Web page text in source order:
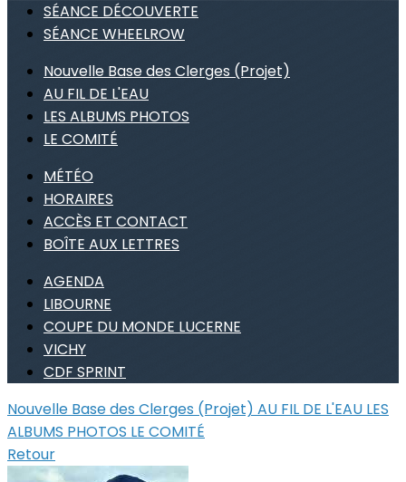
SÉANCE DÉCOUVERTE
SÉANCE WHEELROW
Nouvelle Base des Clerges (Projet)
AU FIL DE L'EAU
LES ALBUMS PHOTOS
LE COMITÉ
MÉTÉO
HORAIRES
ACCÈS ET CONTACT
BOÎTE AUX LETTRES
AGENDA
LIBOURNE
COUPE DU MONDE LUCERNE
VICHY
CDF SPRINT
Nouvelle Base des Clerges (Projet) AU FIL DE L'EAU LES
ALBUMS PHOTOS LE COMITÉ
Retour